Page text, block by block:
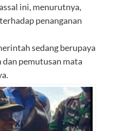
ini, menurutnya,
penanganan
sedang berupaya
dan pemutusan mata